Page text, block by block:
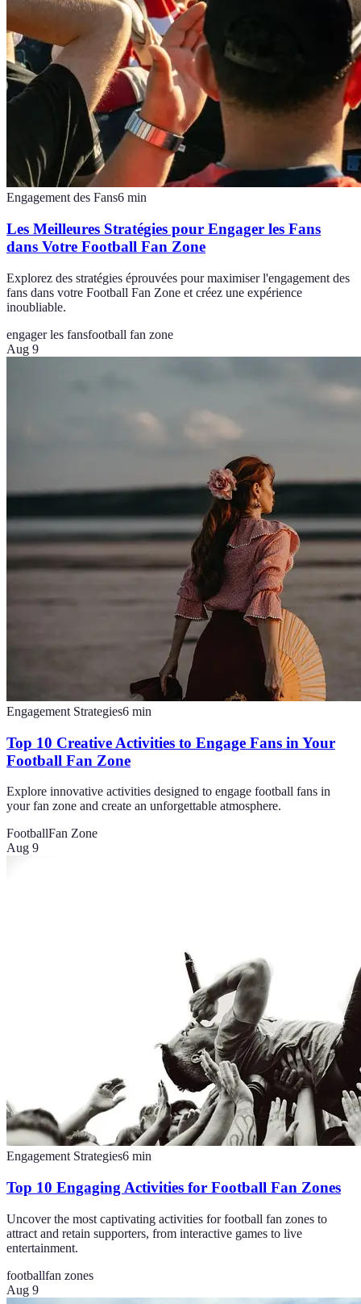
Engagement des Fans6 min
Les Meilleures Stratégies pour Engager les Fans
dans Votre Football Fan Zone
Explorez des stratégies éprouvées pour maximiser l'engagement des
fans dans votre Football Fan Zone et créez une expérience
inoubliable.
engager les fansfootball fan zone
Aug 9
Engagement Strategies6 min
Top 10 Creative Activities to Engage Fans in Your
Football Fan Zone
Explore innovative activities designed to engage football fans in
your fan zone and create an unforgettable atmosphere.
FootballFan Zone
Aug 9
Engagement Strategies6 min
Top 10 Engaging Activities for Football Fan Zones
Uncover the most captivating activities for football fan zones to
attract and retain supporters, from interactive games to live
entertainment.
footballfan zones
Aug 9